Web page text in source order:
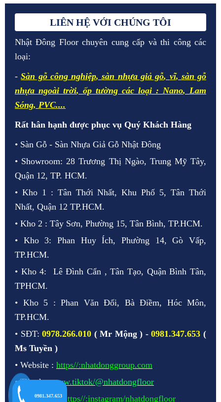
LIÊN HỆ VỚI CHÚNG TÔI
Nhật Đông Floor chuyên cung cấp và thi công các
loại:
-Sàn gỗ công nghiệp,sàn nhựa giả gỗ, vĩ, sàn gỗ
nhựa ngoài trời, ốp tường các loại : Nano, Lam
Sóng, PVC....
Rất hân hạnh được phục vụ Quý Khách Hàng
• Sàn Gỗ - Sàn Nhựa Giả Gỗ Nhật Đông
• Showroom: 28 Trương Thị Ngào, Trung Mỹ Tây,
Quận 12, TP. HCM.
• Kho 1 : Tân Thới Nhất, Khu Phố 5, Tân Thới
Nhất, Quận 12 TP.HCM.
• Kho 2 : Tây Sơn, Phường 15, Tân Bình, TP.HCM.
• Kho 3: Phan Huy Ích, Phường 14, Gò Vấp,
TP.HCM.
• Kho 4: Lê Đình Cẩn , Tân Tạo, Quận Bình Tân,
TPHCM.
• Kho 5 : Phan Văn Đối, Bà Điềm, Hóc Môn,
TP.HCM.
• SĐT:0978.266.010 ( Mr Mộng ) -0981.347.653 (
Ms Tuyền )
• Website : https//:nhatdonggroup.com
• Tiktok :www.tiktok/@nhatdongfloor
• Instagram :https//:instagram/nhatdongfloor
0981.347.653